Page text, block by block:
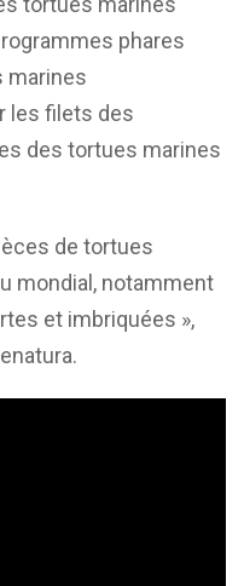
phares
marines
les filets des
des tortues marines
de tortues
mondial, notamment
et imbriquées »,